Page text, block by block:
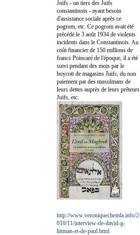
Juifs - un tiers des Juifs
constantinois - ayant besoin
d'assistance sociale après ce
pogrom, etc. Ce pogrom avait été
précédé le 3 août 1934 de violents
incidents dans le Constantinois. Au
coût financier de 150 millions de
francs Poincaré de l'époque, il a été
suivi pendant des mois par le
boycott de magasins Juifs, du non
paiement par des musulmans de
leurs dettes auprès de leurs prêteurs
Juifs, etc.
http://www.veroniquechemla.info/2
010/11/interview-de-david-g-
littman-et-de-paul.html